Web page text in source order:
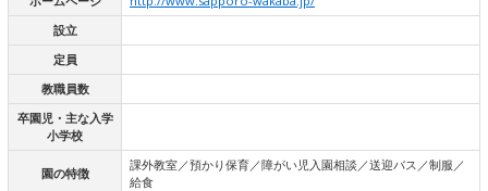
設立
定員
教職員数
卒園児・主な入学
小学校
園の特徴
課外教室／預かり保育／障がい児入園相談／送迎バス／制服／
給食